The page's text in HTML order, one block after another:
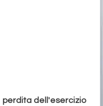
perdita dell'esercizio